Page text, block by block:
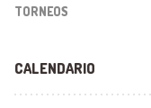
TORNEOS
CALENDARIO